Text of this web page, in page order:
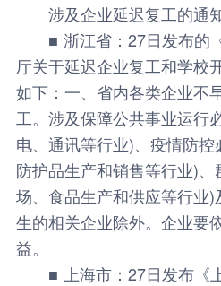
涉及企业延迟复工的通
■ 浙江省：27日发布的
厅关于延迟企业复工和学校
如下：一、省内各类企业不
工。涉及保障公共事业运行
电、通讯等行业)、疫情防控
防护品生产和销售等行业)
场、食品生产和供应等行业
生的相关企业除外。企业要
益。
■ 上海市：27日发布《